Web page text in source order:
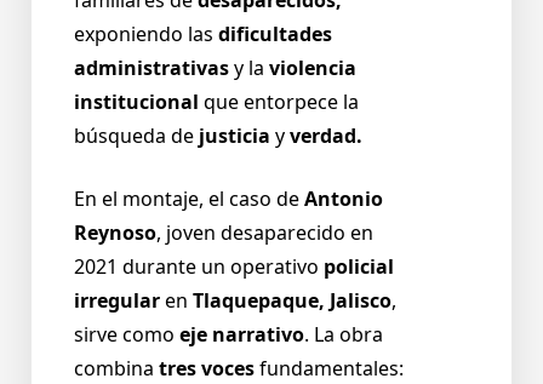
exponiendo las dificultades
administrativasy la violencia
institucional que entorpece la
búsqueda de justicia yverdad.
En el montaje, el caso deAntonio
Reynoso, joven desaparecido en
2021 durante un operativo policial
irregularen Tlaquepaque, Jalisco,
sirve como eje narrativo. La obra
combina tres vocesfundamentales: